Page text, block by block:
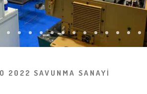
2022 SAVUNMA SANAYİ